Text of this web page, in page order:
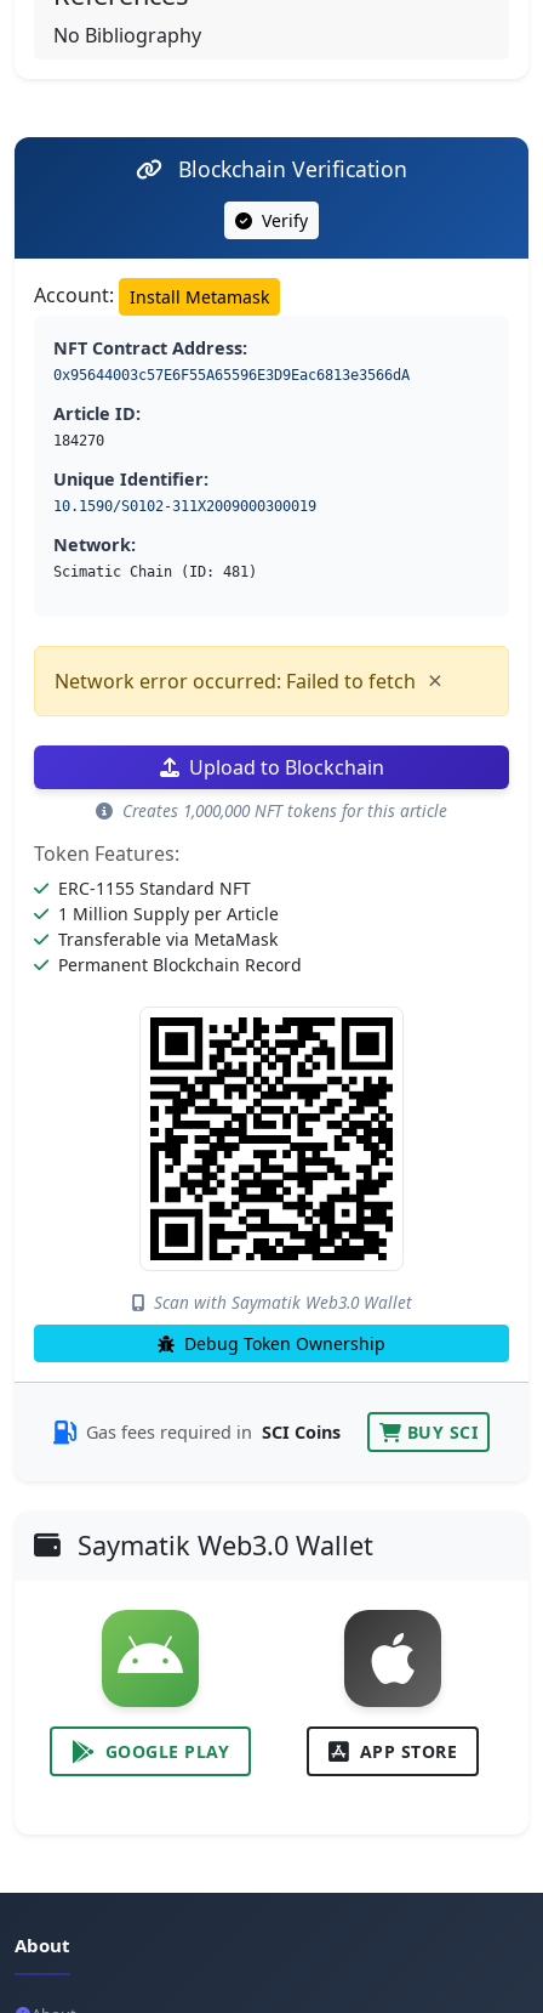
No Bibliography
Blockchain Verification
Verify
Account: Install Metamask
NFT Contract Address:
0x95644003c57E6F55A65596E3D9Eac6813e3566dA
Article ID:
184270
Unique Identifier:
10.1590/S0102-311X2009000300019
Network:
Scimatic Chain (ID: 481)
Network error occurred: Failed to fetch ×
Upload to Blockchain
Creates 1,000,000 NFT tokens for this article
Token Features:
ERC-1155 Standard NFT
1 Million Supply per Article
Transferable via MetaMask
Permanent Blockchain Record
Scan with Saymatik Web3.0 Wallet
Debug Token Ownership
Gas fees required in SCI Coins BUY SCI
Saymatik Web3.0 Wallet
GOOGLE PLAY APP STORE
About